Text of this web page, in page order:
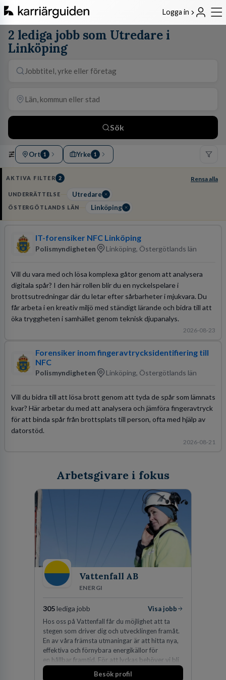
Logga in
2 lediga jobb som Utredare i
Linköping
Sök
Ort 1 Yrke 1
AKTIVA FILTER 2 Rensa alla
UNDERRÄTTELSE Utredare
ÖSTERGÖTLANDS LÄN Linköping
IT-forensiker NFC Linköping
Polismyndigheten Linköping, Östergötlands län
Vill du vara med och lösa komplexa gåtor genom att analysera
digitala spår? I den här rollen blir du en nyckelspelare i
brottsutredningar där du letar efter sårbarheter i mjukvara. Du
får arbeta i en kreativ miljö med ständigt lärande och bidra till att
öka tryggheten i samhället genom teknisk djupanalys.
2026-08-23
Forensiker inom fingeravtrycksidentifiering till
NFC
Polismyndigheten Linköping, Östergötlands län
Vill du bidra till att lösa brott genom att tyda de spår som lämnats
kvar? Här arbetar du med att analysera och jämföra fingeravtryck
för att binda spår från brottsplats till person, ofta med hjälp av
datorstöd.
2026-08-21
Arbetsgivare i fokus
Vattenfall AB
ENERGI
305lediga jobb
Visa jobb
Hos oss på Vattenfall får du möjlighet att ta
stegen som driver dig och utvecklingen framåt.
En av våra främsta utmaningar är att hitta nya,
effektiva och förnybara energikällor för
en hållbar framtid. För att lyckas behöver vi bli
fler medarbetare som vill göra skillnad.
Besök profil